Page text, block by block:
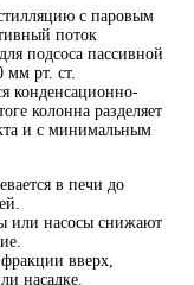
с паровым
поток
подсоса пассивной
мм рт. ст.
конденсационно-
колонна разделяет
и с минимальным
в печи до
или насосы снижают
вверх,
насадке.